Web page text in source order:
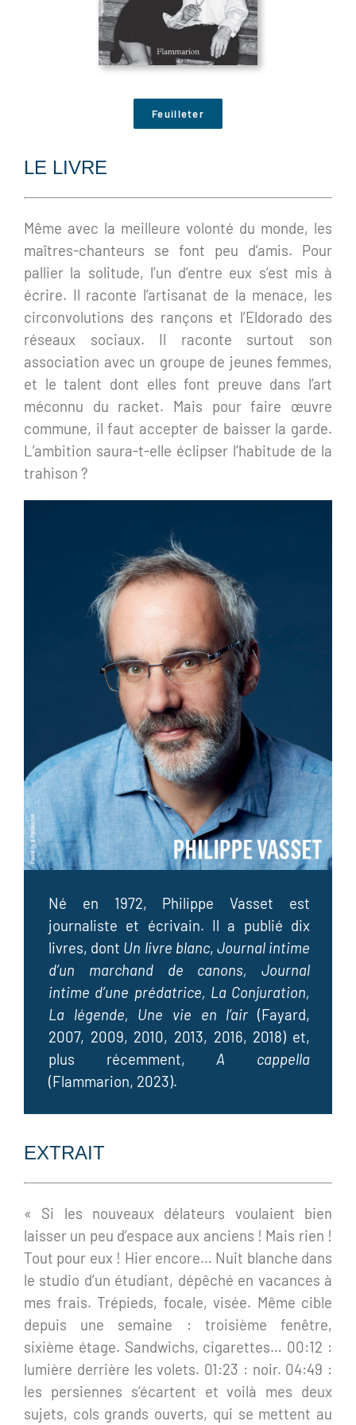
Feuilleter
LE LIVRE
Même avec la meilleure volonté du monde, les
maîtres-chanteurs se font peu d’amis. Pour
pallier la solitude, l’un d’entre eux s’est mis à
écrire. Il raconte l’artisanat de la menace, les
circonvolutions des rançons et l’Eldorado des
réseaux sociaux. Il raconte surtout son
association avec un groupe de jeunes femmes,
et le talent dont elles font preuve dans l’art
méconnu du racket. Mais pour faire œuvre
commune, il faut accepter de baisser la garde.
L’ambition saura-t-elle éclipser l’habitude de la
trahison ?
Né en 1972, Philippe Vasset est
journaliste et écrivain. Il a publié dix
livres, dont Un livre blanc, Journal intime
d’un marchand de canons, Journal
intime d’une prédatrice, La Conjuration,
La légende, Une vie en l’air (Fayard,
2007, 2009, 2010, 2013, 2016, 2018) et,
plus récemment,A cappella
(Flammarion, 2023).
EXTRAIT
« Si les nouveaux délateurs voulaient bien
laisser un peu d’espace aux anciens ! Mais rien !
Tout pour eux ! Hier encore… Nuit blanche dans
le studio d’un étudiant, dépêché en vacances à
mes frais. Trépieds, focale, visée. Même cible
depuis une semaine : troisième fenêtre,
sixième étage. Sandwichs, cigarettes… 00:12 :
lumière derrière les volets. 01:23 : noir. 04:49 :
les persiennes s’écartent et voilà mes deux
sujets, cols grands ouverts, qui se mettent au